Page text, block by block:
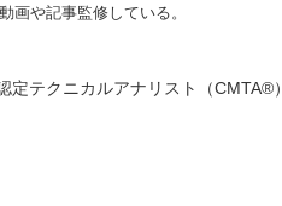
画や記事監修している。
定テクニカルアナリスト（CMTA®）